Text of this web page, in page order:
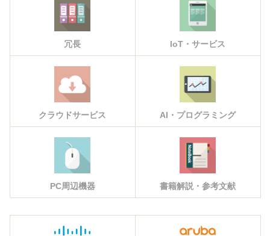
冗長 IoT・サービス
クラウドサービス AI・プログラミング
PC周辺機器 書籍解説・参考文献